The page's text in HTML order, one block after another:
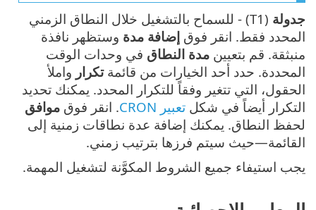
جدولة
(T1) - للسماح بالتشغيل خلال النطاق الزمني
المحدد فقط. انقر فوق إضافة مدة وستظهر نافذة
منبثقة. قم بتعيين مدة النطاق في وحدات الوقت
المحددة. حدد أحد الخيارات من قائمةتكرار واملأ
الحقول، التي تتغير وفقاً للتكرار المحدد. يمكنك تحديد
التكرار أيضاً في شكل تعبير CRON . انقر فوق موافق
لحفظ النطاق. يمكنك إضافة عدة نطاقات زمنية إلى
القائمة—حيث سيتم فرزها بترتيب زمني.
يجب استيفاء جميع الشروط المكوَّنة لتشغيل المهمة.